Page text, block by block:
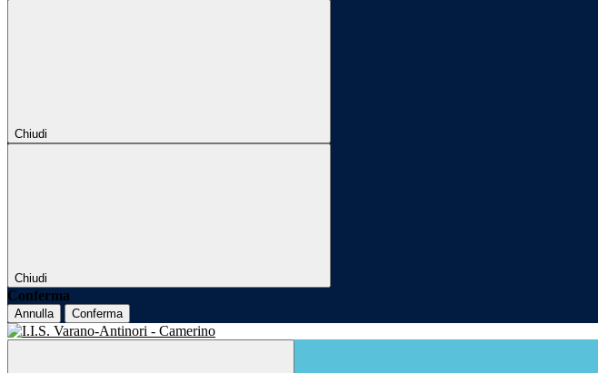
Chiudi
Chiudi
Conferma
Annulla Conferma